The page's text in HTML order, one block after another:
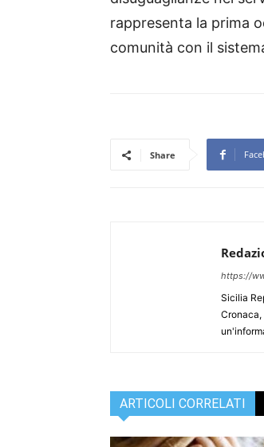
rappresenta la prima
comunità con il
Share
https://
Sicilia
ARTICOLI CORRELATI